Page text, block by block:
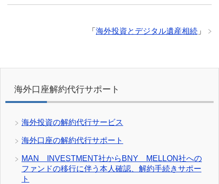
「 海外投資とデジタル遺産相続 」
海外口座解約代行サポート
海外投資の解約代行サービス
海外口座の解約代行サポート
MAN INVESTMENT社からBNY MELLON社への
ファンドの移行に伴う本人確認、解約手続きサポー
ト